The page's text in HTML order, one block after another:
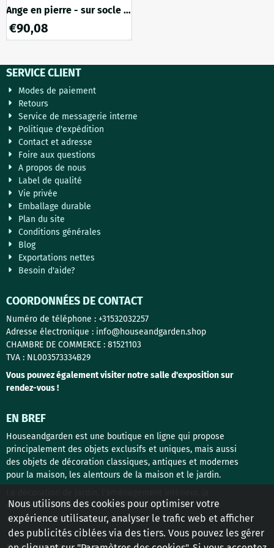
Ange en pierre - sur socle -
60 cm - spirituel et détaillé
€90,08
SERVICE CLIENT
Modes de paiement
Retours
Service de messagerie interne
Politique d'expédition
Contact et adresse
Foire aux questions
A propos de nous
Label de qualité
Vie privée
Emballage durable
Plan du site
Conditions générales
Blog
Exportations nettes
Besoin d'aide?
COORDONNÉES DE CONTACT
Numéro de téléphone : +31532032257
Adresse électronique : info@houseandgarden.shop
CHAMBRE DE COMMERCE : 81521103
TVA : NL003573334B29
Vous pouvez également visiter notre salle d'exposition sur
rendez-vous !
EN BREF
Houseandgarden est une boutique en ligne qui propose
principalement des objets exclusifs et uniques, mais aussi
des objets de décoration classiques, antiques et modernes
pour la maison, les alentours de la maison et le jardin.
quincaillerie de porte et les matériaux de construction
anciens sont les thèmes principaux !
Nous utilisons des cookies pour optimiser votre
expérience utilisateur, analyser le trafic web et afficher
des publicités ciblées via des tiers. Vous pouvez les gérer